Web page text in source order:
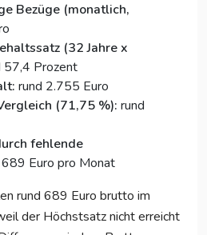
Bezüge (monatlich,
(32 Jahre x
57,4 Prozent
rund 2.755 Euro
(71,75 %): rund
fehlende
Euro pro Monat
rund 689 Euro brutto im
der Höchstsatz nicht erreicht